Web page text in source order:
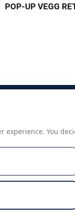
POP-UP VEGG
experience. You